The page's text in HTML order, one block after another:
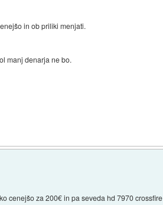
in ob priliki menjati.
manj denarja ne bo.
cenejšo za 200€ in pa seveda hd 7970 crossfire